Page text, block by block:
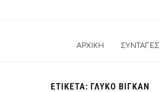
ΑΡΧΙΚΗ ΣΥΝΤΑΓΕΣ
ΕΤΙΚΈΤΑ: ΓΛΥΚΌ ΒΊΓΚΑΝ